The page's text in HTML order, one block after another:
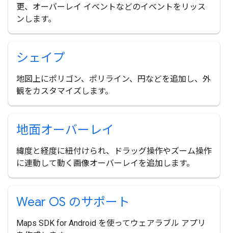
更、オーバーレイ イベントなどのイベントをリッス
ンします。
シェイプ
地図上にポリゴン、ポリライン、円などを追加し、外
観をカスタマイズします。
地面オーバーレイ
緯度と経度に紐付けられ、ドラッグ操作やズーム操作
に連動して動く画像オーバーレイを追加します。
Wear OS のサポート
Maps SDK for Android を使ってウェアラブル アプリ